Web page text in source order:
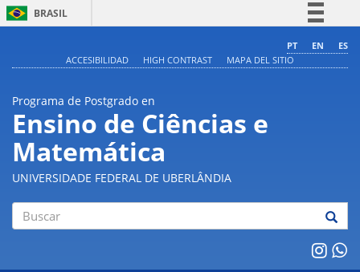
BRASIL
Comunica BR
Acesso à informação
Legislação
PT EN
ES
ACCESIBILIDAD
HIGH CONTRAST MAPA DEL SITIO
Programa de Postgrado en
Ensino de Ciências e
Matemática
UNIVERSIDADE FEDERAL DE UBERLÂNDIA